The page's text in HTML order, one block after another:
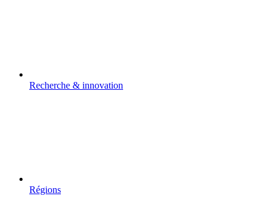
Recherche & innovation
Régions